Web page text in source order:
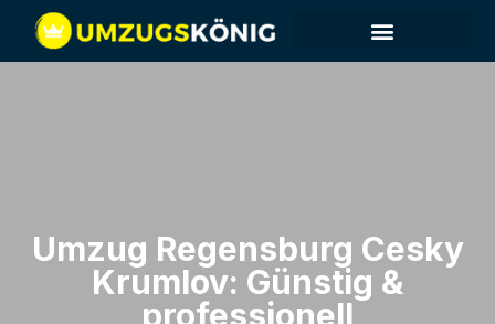
Umzug Regensburg​ Cesky
Krumlov: Günstig &
professionell​